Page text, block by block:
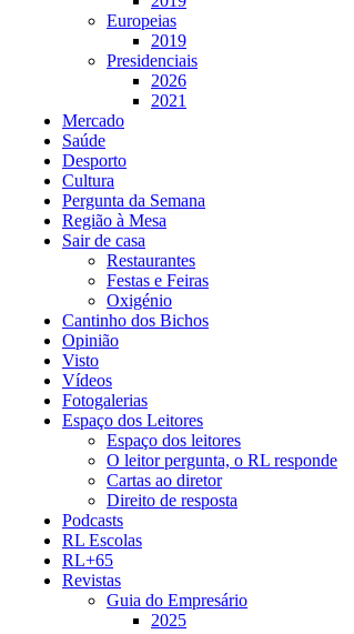
Europeias
2019
Presidenciais
2026
2021
Mercado
Saúde
Desporto
Cultura
Pergunta da Semana
Região à Mesa
Sair de casa
Restaurantes
Festas e Feiras
Oxigénio
Cantinho dos Bichos
Opinião
Visto
Vídeos
Fotogalerias
Espaço dos Leitores
Espaço dos leitores
O leitor pergunta, o RL responde
Cartas ao diretor
Direito de resposta
Podcasts
RL Escolas
RL+65
Revistas
Guia do Empresário
2025